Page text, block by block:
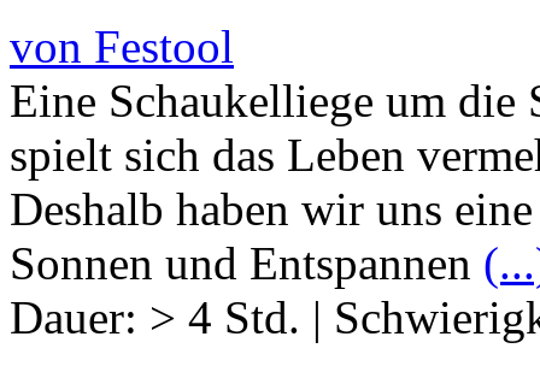
von Festool
Eine Schaukelliege um die
spielt sich das Leben
Deshalb haben wir uns
Sonnen und Entspannen
Dauer: > 4 Std. |